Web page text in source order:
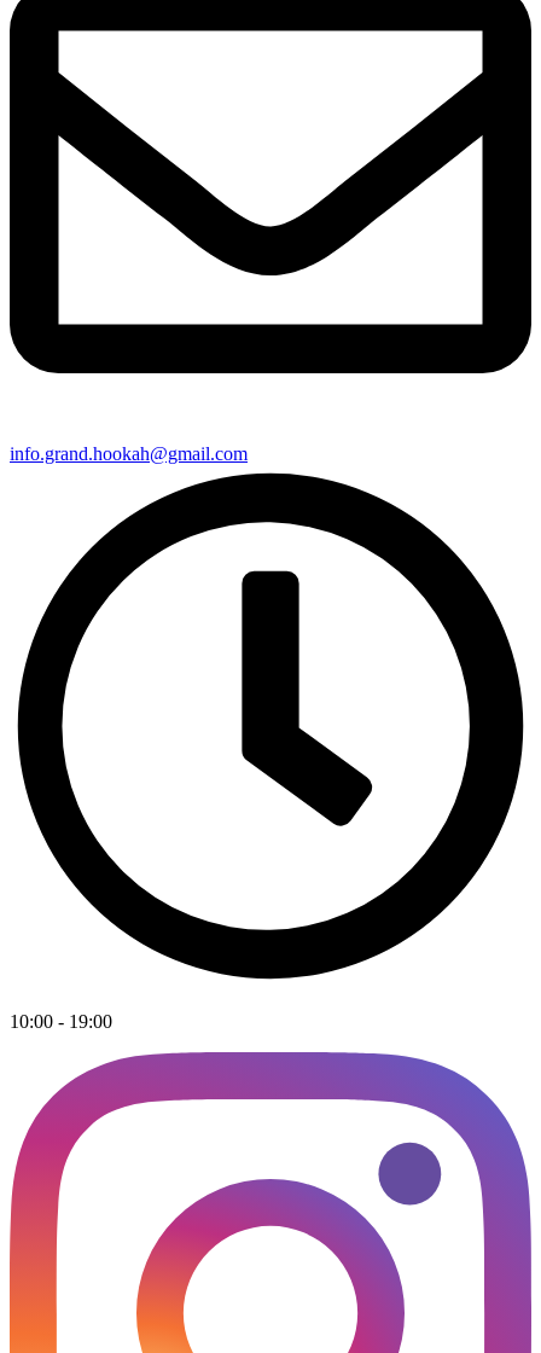
info.grand.hookah@gmail.com
10:00 - 19:00